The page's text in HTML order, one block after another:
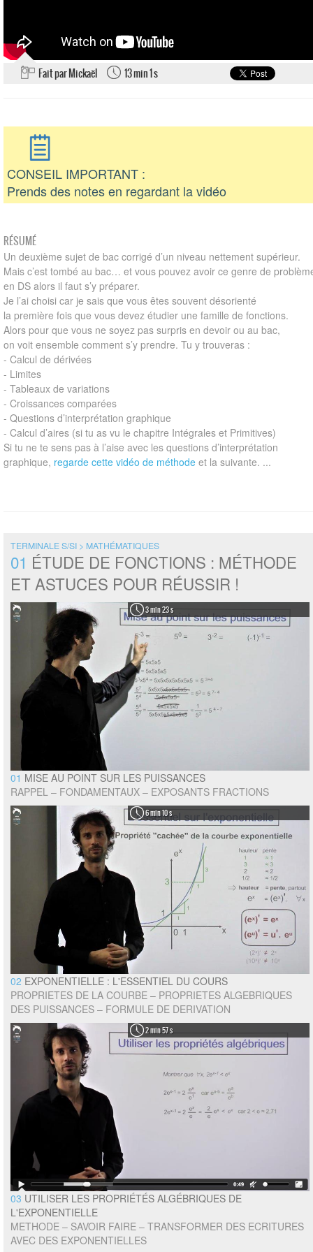
Fait par Mickaël 13 min 1 s
CONSEIL IMPORTANT :
Prends des notes en regardant la vidéo
RÉSUMÉ
Un deuxième sujet de bac corrigé d’un niveau nettement supérieur.
Mais c’est tombé au bac… et vous pouvez avoir ce genre de
en DS alors il faut s’y préparer.
Je l’ai choisi car je sais que vous êtes souvent désorienté
la première fois que vous devez étudier une famille de fonctions.
Alors pour que vous ne soyez pas surpris en devoir ou au bac,
on voit ensemble comment s’y prendre. Tu y trouveras :
- Calcul de dérivées
- Limites
- Tableaux de variations
- Croissances comparées
- Questions d’interprétation graphique
- Calcul d’aires (si tu as vu le chapitre Intégrales et Primitives)
Si tu ne te sens pas à l’aise avec les questions d’interprétation
graphique, regarde cette vidéo de méthode et la suivante. ...
TERMINALE S/SI > MATHÉMATIQUES
01 ÉTUDE DE FONCTIONS : MÉTHODE
ET ASTUCES POUR RÉUSSIR !
3 min 23 s
01 MISE AU POINT SUR LES PUISSANCES
RAPPEL – FONDAMENTAUX – EXPOSANTS FRACTIONS
6 min 10 s
02 EXPONENTIELLE : L'ESSENTIEL DU COURS
PROPRIETES DE LA COURBE – PROPRIETES ALGEBRIQUES
DES PUISSANCES – FORMULE DE DERIVATION
2 min 57 s
03 UTILISER LES PROPRIÉTÉS ALGÉBRIQUES DE
L'EXPONENTIELLE
METHODE – SAVOIR FAIRE – TRANSFORMER DES ECRITURES
AVEC DES EXPONENTIELLES